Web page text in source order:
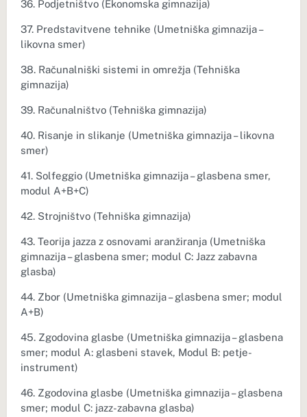
36. Podjetništvo (Ekonomska gimnazija)
37. Predstavitvene tehnike (Umetniška gimnazija –
likovna smer)
38. Računalniški sistemi in omrežja (Tehniška
gimnazija)
39. Računalništvo (Tehniška gimnazija)
40. Risanje in slikanje (Umetniška gimnazija – likovna
smer)
41. Solfeggio (Umetniška gimnazija – glasbena smer,
modul A+B+C)
42. Strojništvo (Tehniška gimnazija)
43. Teorija jazza z osnovami aranžiranja (Umetniška
gimnazija – glasbena smer; modul C: Jazz zabavna
glasba)
44. Zbor (Umetniška gimnazija – glasbena smer; modul
A+B)
45. Zgodovina glasbe (Umetniška gimnazija – glasbena
smer; modul A: glasbeni stavek, Modul B: petje-
instrument)
46. Zgodovina glasbe (Umetniška gimnazija – glasbena
smer; modul C: jazz-zabavna glasba)